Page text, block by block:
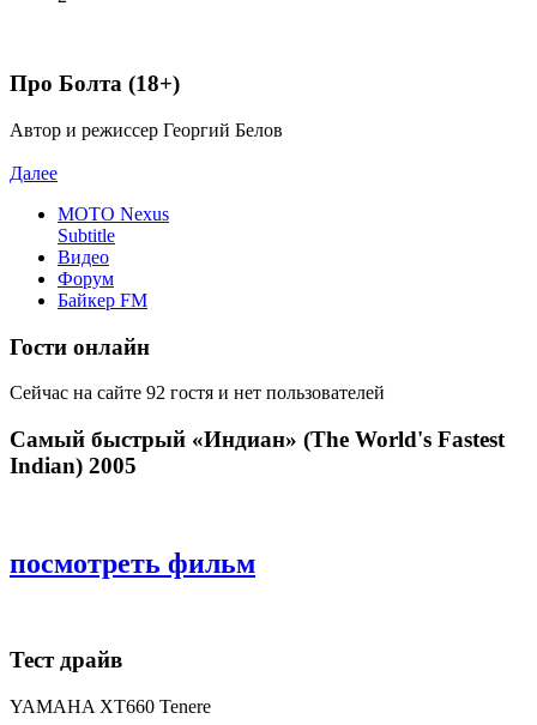
Про Болта (18+)
Автор и режиссер Георгий Белов
Далее
MOTO Nexus
Subtitle
Видео
Форум
Байкер FM
Гости онлайн
Сейчас на сайте 92 гостя и нет пользователей
Самый быстрый «Индиан» (The World's Fastest
Indian) 2005
посмотреть фильм
Тест драйв
YAMAHA XT660 Tenere